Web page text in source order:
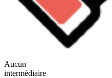
Aucun
intermédiaire